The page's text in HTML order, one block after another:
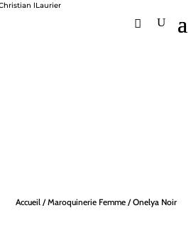
Accueil /Maroquinerie Femme / Onelya Noir